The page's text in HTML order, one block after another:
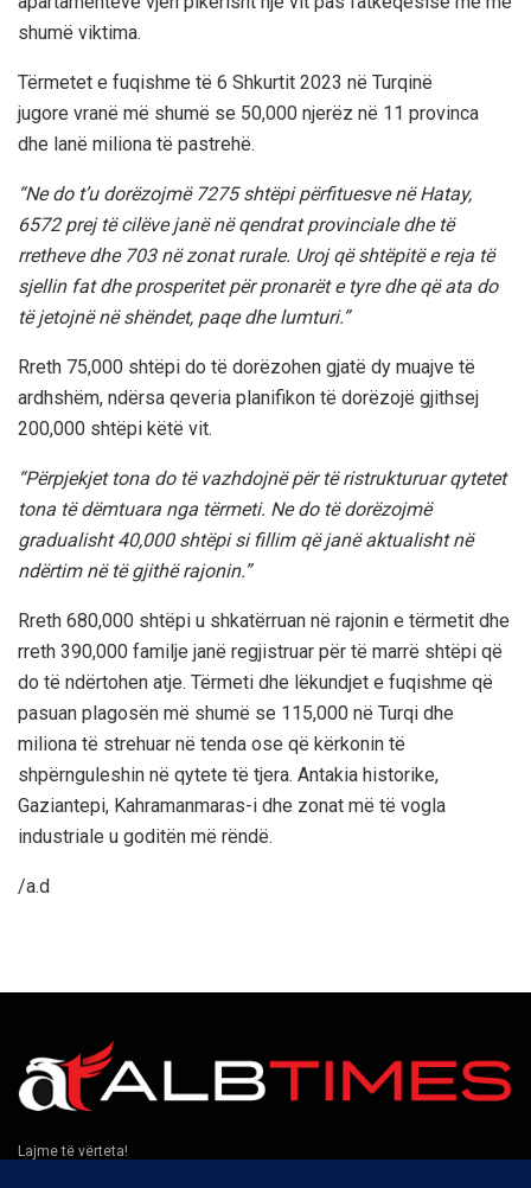
shumë viktima.
Tërmetet e fuqishme të 6 Shkurtit 2023 në Turqinë
jugore vranë më shumë se 50,000 njerëz në 11 provinca
dhe lanë miliona të pastrehë.
“Ne do t’u dorëzojmë 7275 shtëpi përfituesve në Hatay,
6572 prej të cilëve janë në qendrat provinciale dhe të
rretheve dhe 703 në zonat rurale. Uroj që shtëpitë e reja të
sjellin fat dhe prosperitet për pronarët e tyre dhe që ata do
të jetojnë në shëndet, paqe dhe lumturi.”
Rreth 75,000 shtëpi do të dorëzohen gjatë dy muajve të
ardhshëm, ndërsa qeveria planifikon të dorëzojë gjithsej
200,000 shtëpi këtë vit.
“Përpjekjet tona do të vazhdojnë për të ristrukturuar qytetet
tona të dëmtuara nga tërmeti. Ne do të dorëzojmë
gradualisht 40,000 shtëpi si fillim që janë aktualisht në
ndërtim në të gjithë rajonin.”
Rreth 680,000 shtëpi u shkatërruan në rajonin e tërmetit dhe
rreth 390,000 familje janë regjistruar për të marrë shtëpi që
do të ndërtohen atje. Tërmeti dhe lëkundjet e fuqishme që
pasuan plagosën më shumë se 115,000 në Turqi dhe
miliona të strehuar në tenda ose që kërkonin të
shpërnguleshin në qytete të tjera. Antakia historike,
Gaziantepi, Kahramanmaras-i dhe zonat më të vogla
industriale u goditën më rëndë.
/a.d
Lajme të vërteta!